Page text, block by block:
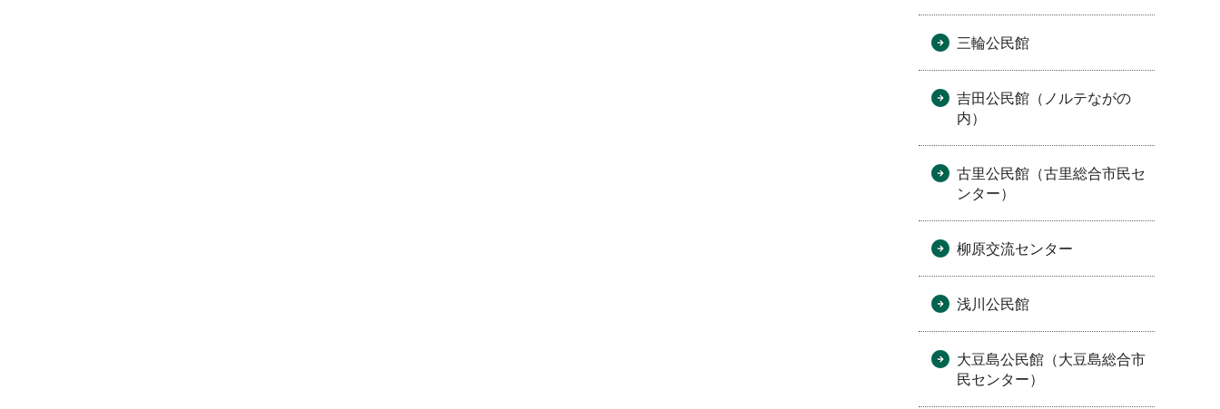
三輪公民館
吉田公民館（ノルテながの
内）
古里公民館（古里総合市民セ
ンター）
柳原交流センター
浅川公民館
大豆島公民館（大豆島総合市
民センター）